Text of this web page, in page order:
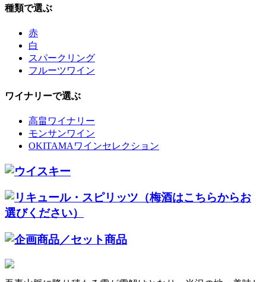
種類で選ぶ
赤
白
スパークリング
フルーツワイン
ワイナリーで選ぶ
高畠ワイナリー
モンサンワイン
OKITAMAワインセレクション